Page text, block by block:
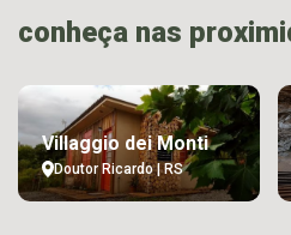
conheça nas
Villaggio dei Monti
Doutor Ricardo | RS